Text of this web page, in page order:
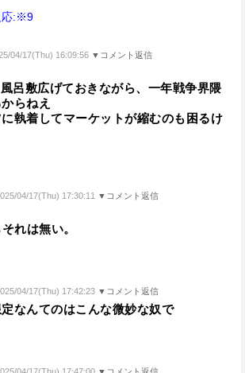
応:※9
04/17(Thu) 16:09:56 ▼コメント返信
呂敷広げておきながら、一年戦争界隈
らねえ
執着してマーケットが縮むのも困るけ
04/17(Thu) 17:30:11 ▼コメント返信
れは無い。
04/17(Thu) 17:42:23 ▼コメント返信
なんてのはこんな微妙な奴で